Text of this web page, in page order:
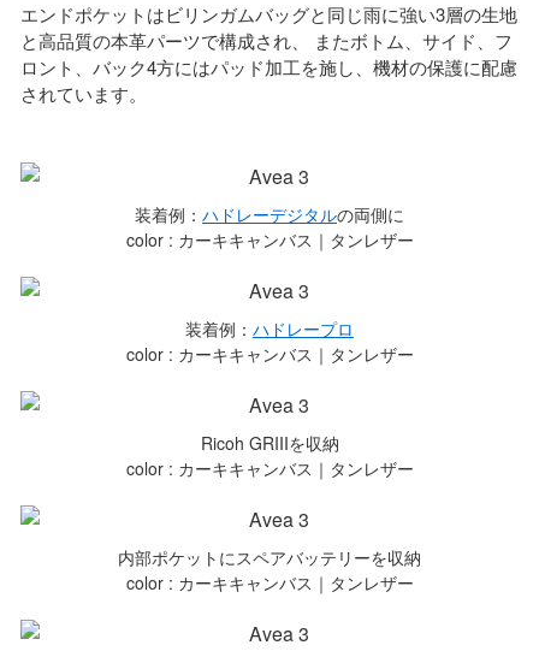
エンドポケットはビリンガムバッグと同じ雨に強い3層の生地
と高品質の本革パーツで構成され、 またボトム、サイド、フ
ロント、バック4方にはパッド加工を施し、機材の保護に配慮
されています。
装着例： ハドレーデジタルの両側に
color : カーキキャンバス｜タンレザー
装着例： ハドレープロ
color : カーキキャンバス｜タンレザー
Ricoh GRIIIを収納
color : カーキキャンバス｜タンレザー
内部ポケットにスペアバッテリーを収納
color : カーキキャンバス｜タンレザー